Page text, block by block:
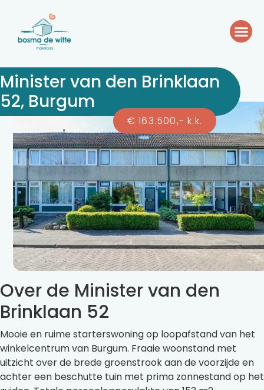
Minister van den Brinklaan
52, Burgum
Over de Minister van den
Brinklaan 52
Mooie en ruime starterswoning op loopafstand van het
winkelcentrum van Burgum. Fraaie woonstand met
uitzicht over de brede groenstrook aan de voorzijde en
achter een beschutte tuin met prima zonnestand op het